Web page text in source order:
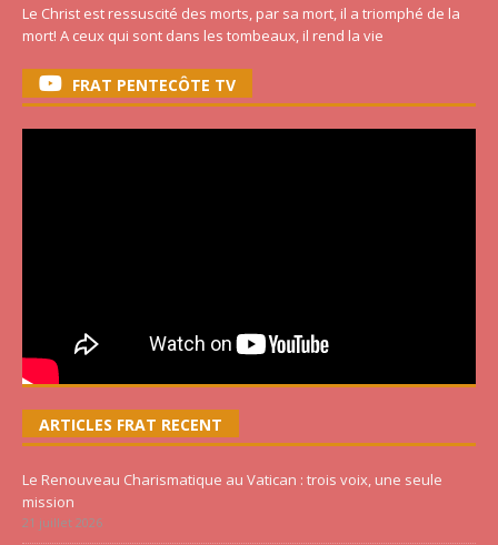
Le Christ est ressuscité des morts, par sa mort, il a triomphé de la
mort! A ceux qui sont dans les tombeaux, il rend la vie
FRAT PENTECÔTE TV
ARTICLES FRAT RECENT
Le Renouveau Charismatique au Vatican : trois voix, une seule
mission
21 juillet 2026